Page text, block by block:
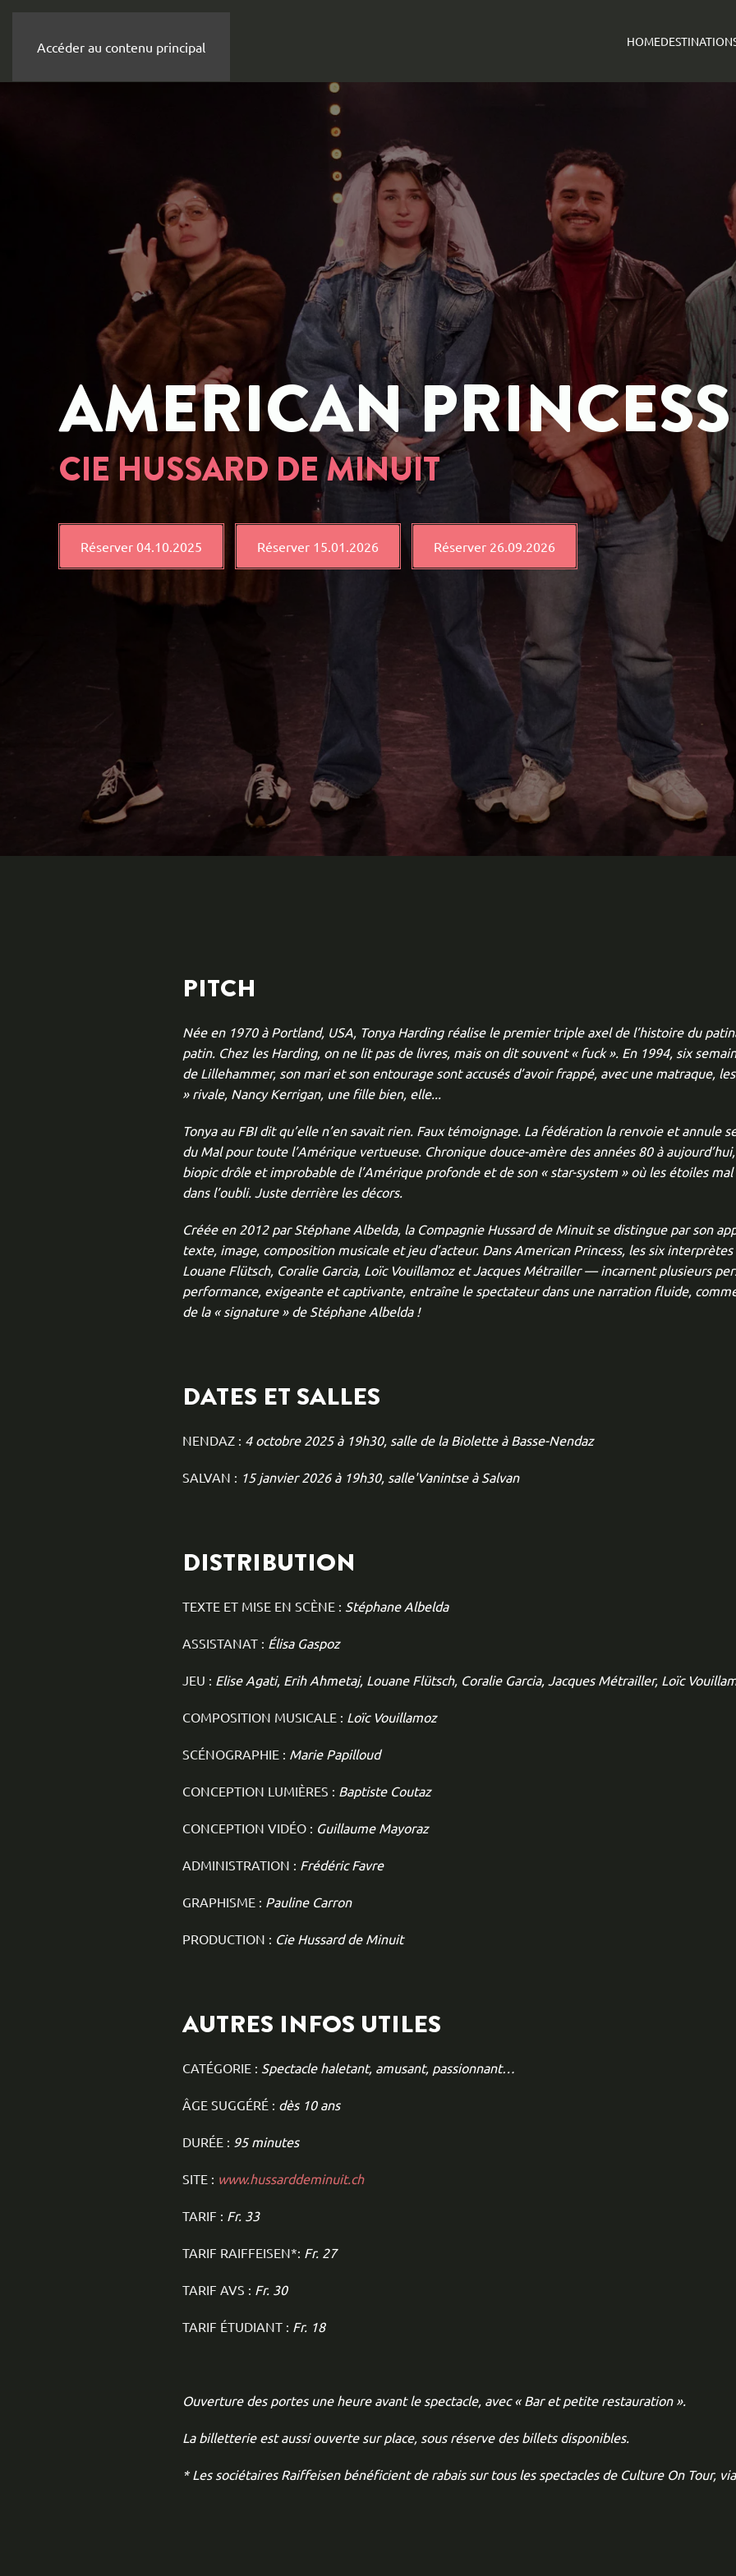
Accéder au contenu principal HOME
AMERICAN PRINCESS
CIE HUSSARD DE MINUIT
Réserver 04.10.2025 Réserver 15.01.2026 Réserver 26.09.2026
PITCH
Née en 1970 à Portland, USA, Tonya Harding réalise le premier triple axel de l’histoire du
patin. Chez les Harding, on ne lit pas de livres, mais on dit souvent « fuck ». En 1994, six
de Lillehammer, son mari et son entourage sont accusés d’avoir frappé, avec une matraque,
» rivale, Nancy Kerrigan, une fille bien, elle...
Tonya au FBI dit qu’elle n’en savait rien. Faux témoignage. La fédération la renvoie et annule
du Mal pour toute l’Amérique vertueuse. Chronique douce-amère des années 80 à
biopic drôle et improbable de l’Amérique profonde et de son « star-system » où les étoiles
dans l’oubli. Juste derrière les décors.
Créée en 2012 par Stéphane Albelda, la Compagnie Hussard de Minuit se distingue par son
texte, image, composition musicale et jeu d’acteur. Dans American Princess, les six
Louane Flütsch, Coralie Garcia, Loïc Vouillamoz et Jacques Métrailler — incarnent plusieurs
performance, exigeante et captivante, entraîne le spectateur dans une narration fluide,
de la « signature » de Stéphane Albelda !
DATES ET SALLES
NENDAZ : 4 octobre 2025 à 19h30, salle de la Biolette à Basse-Nendaz
SALVAN : 15 janvier 2026 à 19h30, salle'Vanintse à Salvan
DISTRIBUTION
TEXTE ET MISE EN SCÈNE : Stéphane Albelda
ASSISTANAT : Élisa Gaspoz
JEU : Elise Agati, Erih Ahmetaj, Louane Flütsch, Coralie Garcia, Jacques Métrailler, Loïc
COMPOSITION MUSICALE : Loïc Vouillamoz
SCÉNOGRAPHIE : Marie Papilloud
CONCEPTION LUMIÈRES : Baptiste Coutaz
CONCEPTION VIDÉO : Guillaume Mayoraz
ADMINISTRATION : Frédéric Favre
GRAPHISME : Pauline Carron
PRODUCTION : Cie Hussard de Minuit
AUTRES INFOS UTILES
CATÉGORIE : Spectacle haletant, amusant, passionnant…
ÂGE SUGGÉRÉ : dès 10 ans
DURÉE : 95 minutes
SITE : www.hussarddeminuit.ch
TARIF : Fr. 33
TARIF RAIFFEISEN*: Fr. 27
TARIF AVS : Fr. 30
TARIF ÉTUDIANT : Fr. 18
Ouverture des portes une heure avant le spectacle, avec « Bar et petite restauration ».
La billetterie est aussi ouverte sur place, sous réserve des billets disponibles.
* Les sociétaires Raiffeisen bénéficient de rabais sur tous les spectacles de Culture On Tour,